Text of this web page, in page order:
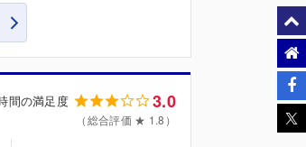
間の満足度 3.0
（総合評価 ★ 1.8）